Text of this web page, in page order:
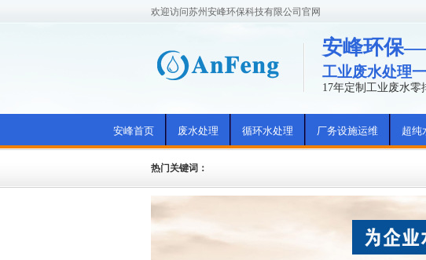
欢迎访问苏州安峰环保科技有限公司官网
安峰环保
工业废水处理
17年定制工业废水
安峰首页 废水处理 循环水处理 厂务设施运维 超纯
热门关键词：